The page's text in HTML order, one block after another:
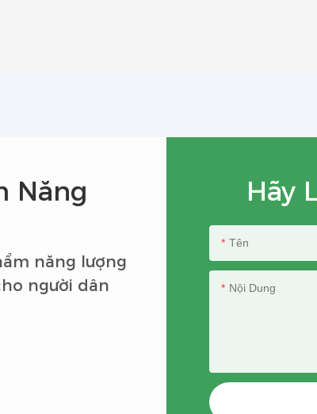
Năng
năng lượng
người dân
Hãy
Tên
Nội Dung